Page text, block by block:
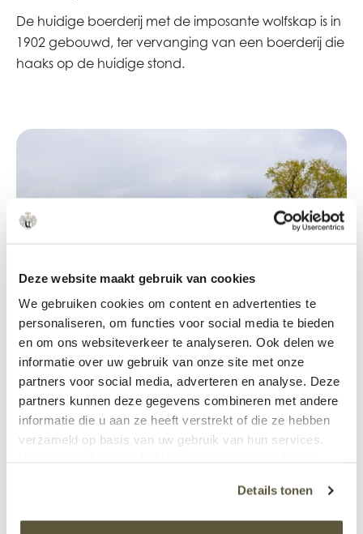
Deze website maakt gebruik van cookies
We gebruiken cookies om content en advertenties te
personaliseren, om functies voor social media te bieden
en om ons websiteverkeer te analyseren. Ook delen we
informatie over uw gebruik van onze site met onze
partners voor social media, adverteren en analyse. Deze
partners kunnen deze gegevens combineren met andere
informatie die u aan ze heeft verstrekt of die ze hebben
verzameld op basis van uw gebruik van hun services.
Details tonen
De huidige boerderij met de imposante wolfskap is in
1902 gebouwd, ter vervanging van een boerderij die
haaks op de huidige stond.